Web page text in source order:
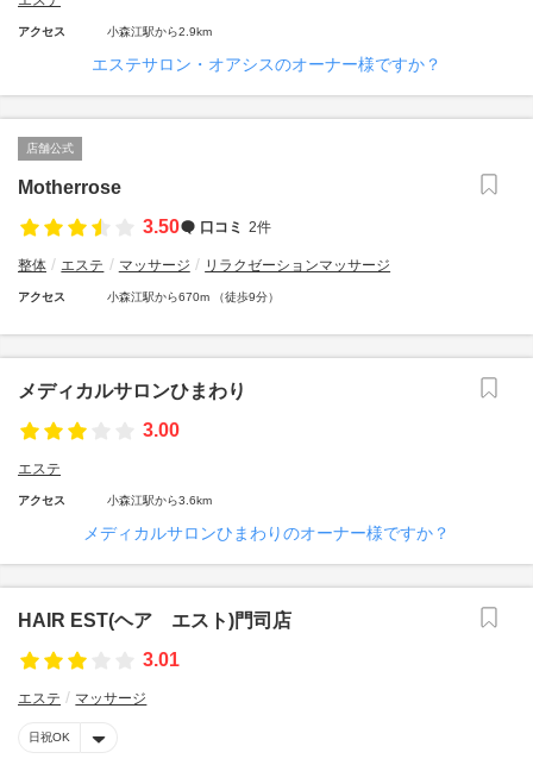
アクセス 小森江駅から2.9km
エステサロン・オアシスのオーナー様ですか？
店舗公式
Motherrose
3.50
口コミ 2件
整体 エステ マッサージ リラクゼーションマッサージ
アクセス 小森江駅から670m （徒歩9分）
メディカルサロンひまわり
3.00
エステ
アクセス 小森江駅から3.6km
メディカルサロンひまわりのオーナー様ですか？
HAIR EST(ヘア エスト)門司店
3.01
エステ マッサージ
日祝OK